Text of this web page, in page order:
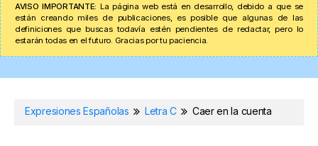
AVISO IMPORTANTE: La página web está en desarrollo, debido a que se
están creando miles de publicaciones, es posible que algunas de las
definiciones que buscas todavía estén pendientes de redactar, pero lo
estarán todas en el futuro. Gracias por tu paciencia.
Expresiones Españolas Letra C Caer en la cuenta